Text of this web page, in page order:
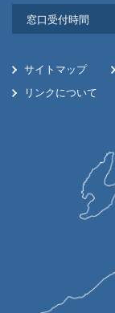
窓口受付時間
サイトマップ
リンクについて